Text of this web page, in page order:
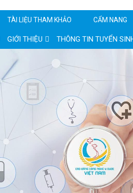
TÀI LIỆU THAM KHẢO CẨM NANG
GIỚI THIỆU THÔNG TIN TUYỂN